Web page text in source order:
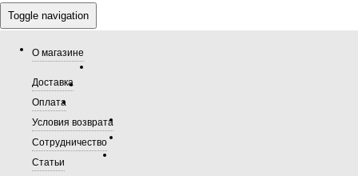
Toggle navigation
О магазине
Доставка
Оплата
Условия возврата
Сотрудничество
Статьи